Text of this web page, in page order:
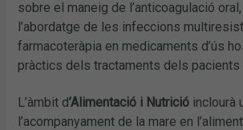
sobre el maneig de l’anticoagulació
l’abordatge de les infeccions
farmacoteràpia en medicaments d’ús
pràctics dels tractaments dels pacients
L’àmbit d’Alimentació i Nutrició inclourà
l’acompanyament de la mare en